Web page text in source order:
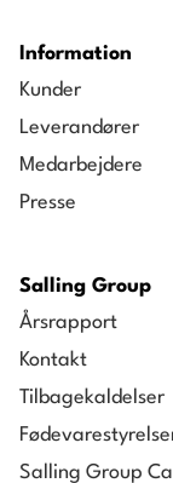
Information
Kunder
Leverandører
Medarbejdere
Presse
Salling Group
Årsrapport
Kontakt
Tilbagekaldelser
Salling Group